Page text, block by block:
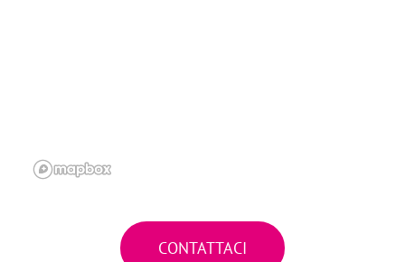
CONTATTACI